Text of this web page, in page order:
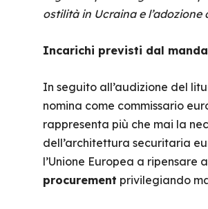
ostilità in Ucraina e
Incarichi previsti dal
In seguito all’audizione del
nomina come commissario
rappresenta più che mai la
dell’architettura securitaria
l’Unione Europea a
procurement privilegiando